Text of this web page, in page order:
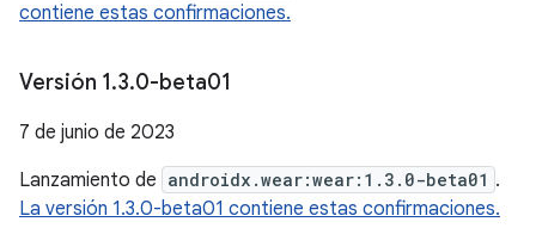
contiene estas confirmaciones.
Versión 1.3.0-beta01
7 de junio de 2023
Lanzamiento de androidx.wear:wear:1.3.0-beta01 .
La versión 1.3.0-beta01 contiene estas confirmaciones.